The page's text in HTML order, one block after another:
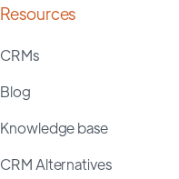
Resources
CRMs
Blog
Knowledge base
CRM Alternatives